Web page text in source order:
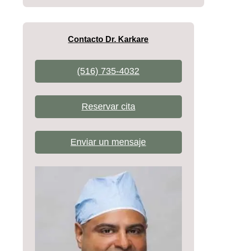
Contacto Dr. Karkare
(516) 735-4032
Reservar cita
Enviar un mensaje